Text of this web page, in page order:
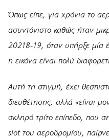
Όπως είπε, για χρόνια το
ασυντόνιστο καθώς ήταν
20218-19, όταν υπήρξε μία
η εικόνα είναι πολύ
Αυτή τη στιγμή, έχει
διευθέτησης, αλλά «είναι
σκληρό τρίτο επίπεδο, που
slot του αεροδρομίου,